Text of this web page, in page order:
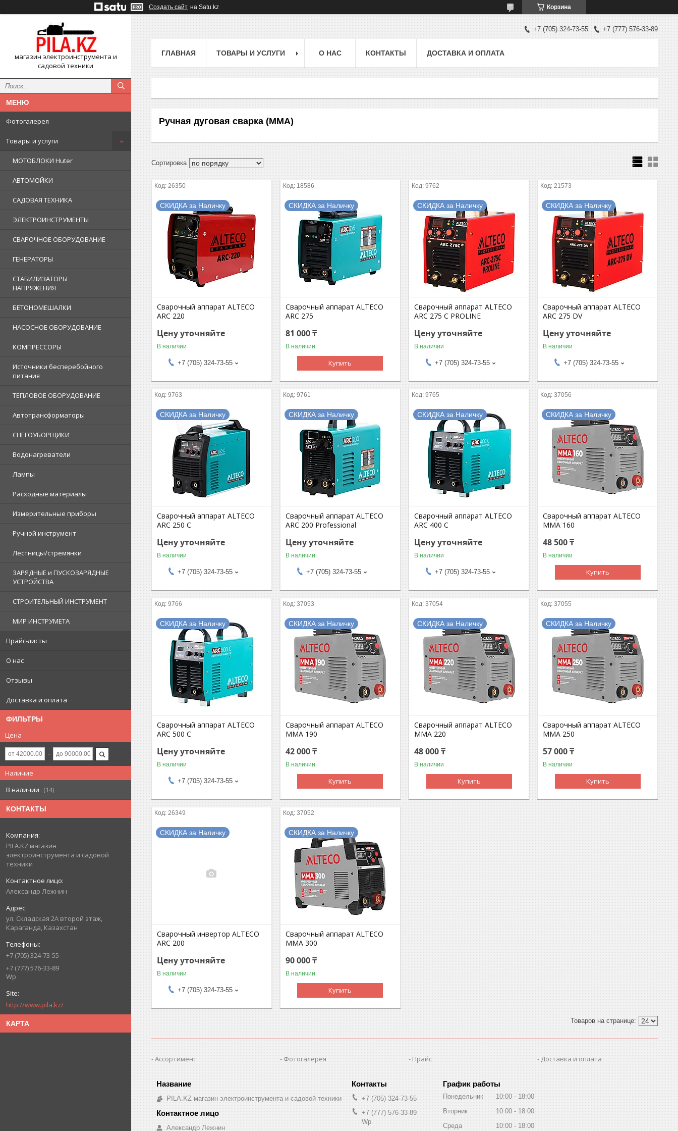
Создать сайт на Satu.kz Корзина
магазин электроинструмента и
садовой техники
Фотогалерея
Товары и услуги
МОТОБЛОКИ Huter
АВТОМОЙКИ
САДОВАЯ ТЕХНИКА
ЭЛЕКТРОИНСТРУМЕНТЫ
СВАРОЧНОЕ ОБОРУДОВАНИЕ
ГЕНЕРАТОРЫ
СТАБИЛИЗАТОРЫ
НАПРЯЖЕНИЯ
БЕТОНОМЕШАЛКИ
НАСОСНОЕ ОБОРУДОВАНИЕ
КОМПРЕССОРЫ
Источники бесперебойного
питания
ТЕПЛОВОЕ ОБОРУДОВАНИЕ
Автотрансформаторы
СНЕГОУБОРЩИКИ
Водонагреватели
Лампы
Расходные материалы
Измерительные приборы
Ручной инструмент
Лестницы/стремянки
ЗАРЯДНЫЕ и ПУСКОЗАРЯДНЫЕ
УСТРОЙСТВА
СТРОИТЕЛЬНЫЙ ИНСТРУМЕНТ
МИР ИНСТРУМЕТА
Прайс-листы
О нас
Отзывы
Доставка и оплата
ФИЛЬТРЫ
Цена
Наличие
В наличии
14
КОНТАКТЫ
PILA.KZ магазин
электроинструмента и садовой
техники
Александр Лежнин
ул. Складская 2А второй этаж,
Караганда, Казахстан
+7 (705) 324-73-55
+7 (777) 576-33-89
Wp
http://www.pila.kz/
КАРТА
+7 (705) 324-73-55 +7 (777) 576-33-89
ГЛАВНАЯ ТОВАРЫ И УСЛУГИ О НАС КОНТАКТЫ ДОСТАВКА И ОПЛАТА
Ручная дуговая сварка (MMA)
26350
СКИДКА за Наличку
Сварочный аппарат ALTECO
ARC 220
Цену уточняйте
В наличии
+7 (705) 324-73-55
18586
СКИДКА за Наличку
Сварочный аппарат ALTECO
ARC 275
81 000 ₸
В наличии
Купить
9762
СКИДКА за Наличку
Сварочный аппарат ALTECO
ARC 275 C PROLINE
Цену уточняйте
В наличии
+7 (705) 324-73-55
21573
СКИДКА за Наличку
Сварочный аппарат ALTECO
ARC 275 DV
Цену уточняйте
В наличии
+7 (705) 324-73-55
9763
СКИДКА за Наличку
Сварочный аппарат ALTECO
ARC 250 C
Цену уточняйте
В наличии
+7 (705) 324-73-55
9761
СКИДКА за Наличку
Сварочный аппарат ALTECO
ARC 200 Professional
Цену уточняйте
В наличии
+7 (705) 324-73-55
9765
СКИДКА за Наличку
Сварочный аппарат ALTECO
ARC 400 С
Цену уточняйте
В наличии
+7 (705) 324-73-55
37056
СКИДКА за Наличку
Сварочный аппарат ALTECO
MMA 160
48 500 ₸
В наличии
Купить
9766
СКИДКА за Наличку
Сварочный аппарат ALTECO
ARC 500 С
Цену уточняйте
В наличии
+7 (705) 324-73-55
37053
СКИДКА за Наличку
Сварочный аппарат ALTECO
MMA 190
42 000 ₸
В наличии
Купить
37054
СКИДКА за Наличку
Сварочный аппарат ALTECO
MMA 220
48 000 ₸
В наличии
Купить
37055
СКИДКА за Наличку
Сварочный аппарат ALTECO
MMA 250
57 000 ₸
В наличии
Купить
26349
СКИДКА за Наличку
Сварочный инвертор ALTECO
ARC 200
Цену уточняйте
В наличии
+7 (705) 324-73-55
37052
СКИДКА за Наличку
Сварочный аппарат ALTECO
MMA 300
90 000 ₸
В наличии
Купить
Ассортимент Фотогалерея Прайс Доставка и оплата
PILA.KZ магазин электроинструмента и садовой техники
Александр Лежнин
+7 (705) 324-73-55
+7 (777) 576-33-89
Wp
График работы
Понедельник 10:00
18:00
Вторник
10:00
18:00
Среда
10:00 18:00